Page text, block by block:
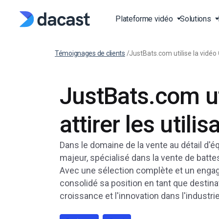
Plateforme vidéo
Plateforme de videos
Over-the-Top (OTT)
Vidéo à la demande
Plateforme de
RTPM
Plate-forme de live
en continu HTTP
Solutions
Cours de fitness en
Diffusion de sports en
Production et édition
Églises et lieux de culte
Gouvernements et
municipalités
Documentation de l’API
Documentation de
SDK
Presse
Études de cas
FAQ
Témoignages de clients /JustBats.com utilise la
JustBats.com
attirer les
Dans le domaine de la vente au détail
majeur, spécialisé dans la vente de
Avec une sélection complète et un
consolidé sa position en tant que
croissance et l'innovation dans